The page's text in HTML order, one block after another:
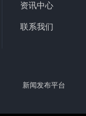
资讯中心
联系我们
新闻发布平台